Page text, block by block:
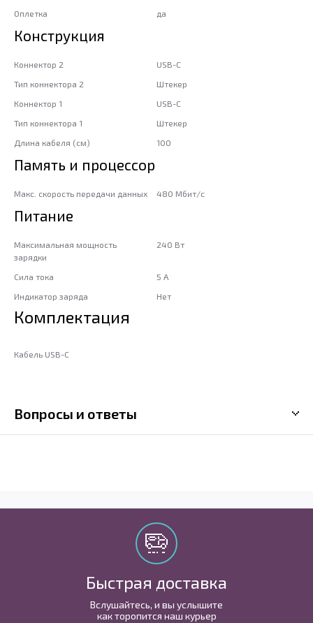
Оплетка
да
Конструкция
Коннектор 2
USB-C
Тип коннектора 2
Штекер
Коннектор 1
USB-C
Тип коннектора 1
Штекер
Длина кабеля (см)
100
Память и процессор
Макс. скорость передачи данных 480 Мбит/с
Питание
Максимальная мощность
зарядки
240 Вт
Сила тока
5 А
Индикатор заряда
Нет
Комплектация
Кабель USB-C
Вопросы и ответы
Быстрая доставка
Вслушайтесь, и вы услышите
как торопится наш курьер